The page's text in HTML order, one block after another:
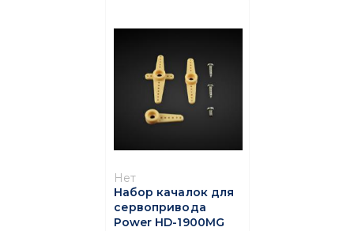
Нет
Набор качалок для
сервопривода
Power HD-1900MG